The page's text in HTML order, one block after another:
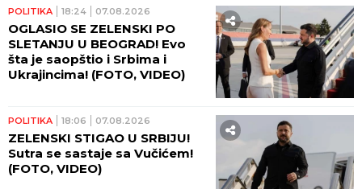
POLITIKA 18:24 07.08.2026
OGLASIO SE ZELENSKI PO
SLETANJU U BEOGRAD! Evo
šta je saopštio i Srbima i
Ukrajincima! (FOTO, VIDEO)
POLITIKA 18:06 07.08.2026
ZELENSKI STIGAO U SRBIJU!
Sutra se sastaje sa Vučićem!
(FOTO, VIDEO)